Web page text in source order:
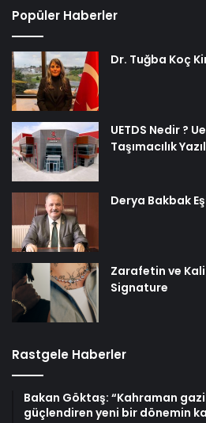
Popüler Haberler
Dr. Tuğba Koç
UETDS Nedir ?
Taşımacılık
Derya Bakbak
Zarafetin ve
Signature
Rastgele Haberler
Bakan Göktaş: “Kahraman
güçlendiren yeni bir dönemin